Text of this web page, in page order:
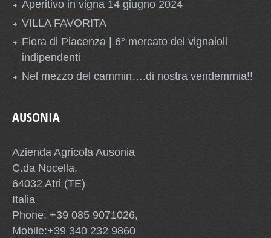
Aperitivo in vigna 14 giugno 2024
VILLA FAVORITA
Fiera di Piacenza | 6° mercato dei vignaioli
indipendenti
Nel mezzo del cammin….di nostra vendemmia!!
AUSONIA
Azienda Agricola Ausonia
C.da Nocella,
64032 Atri (TE)
Italia
Phone: +39 085 9071026,
Mobile:+39 340 232 9860